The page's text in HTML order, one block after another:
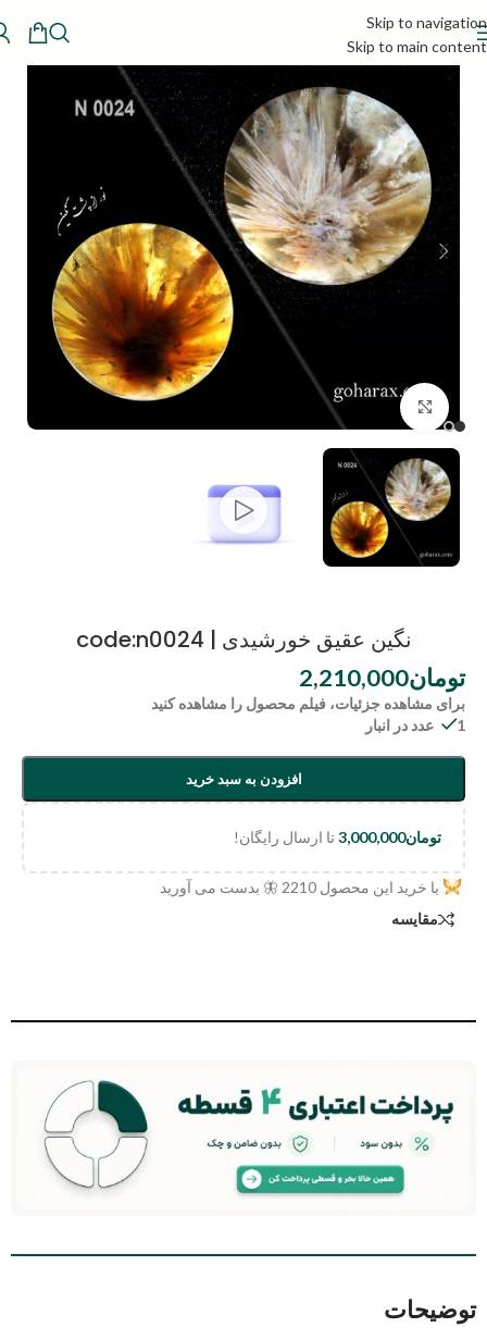
Skip to navigation
Skip to main content
بزرگنمایی تصویر
نگین عقیق خورشیدی | code:n0024
تومان2,210,000
برای مشاهده جزئیات، فیلم محصول را مشاهده کنید
1 عدد در انبار
افزودن به سبد خرید
تومان3,000,000تا ارسال رایگان!
با خرید این محصول 2210 🦋 بدست می آورید
مقایسه
توضیحات